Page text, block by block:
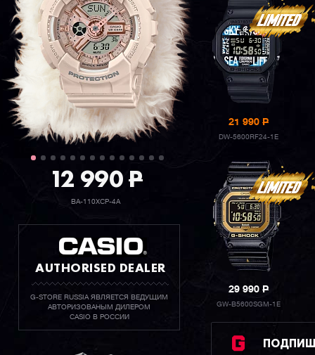
12 990P
BA-110XCP-4A
AUTHORISED DEALER
G-STORE RUSSIA ЯВЛЯЕТСЯ ВЕДУЩИМ
АВТОРИЗОВАНЫМ ДИЛЕРОМ
CASIO В РОССИИ
21 990P
DW-5600RF24-1E
29 990P
GW-B5600SGM-1E